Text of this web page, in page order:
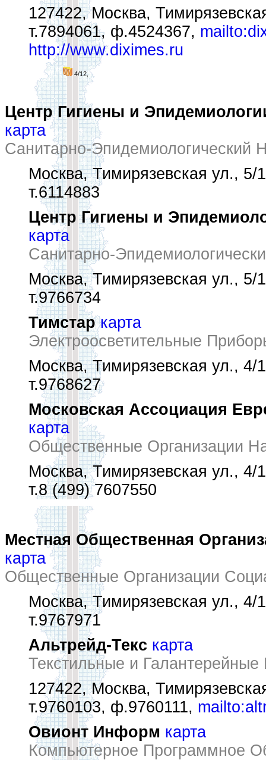
127422, Москва,
т.7894061, ф.4524367,
http://www.diximes.ru
4/12,
Центр Гигиены и
карта
Санитарно-Эпидемиологический
Москва, Тимирязевская ул., 5/
т.6114883
Центр Гигиены и
карта
Санитарно-
Москва, Тимирязевская ул., 5/
т.9766734
Тимстар карта
Электроосветительные
Москва, Тимирязевская ул., 4/
т.9768627
Московская Ассоциация
карта
Общественные Организации
Москва, Тимирязевская ул., 4/
т.8 (499) 7607550
Местная Общественная
карта
Общественные Организации
Москва, Тимирязевская ул., 4/
т.9767971
Альтрейд-Текс карта
Текстильные и
127422, Москва,
т.9760103, ф.9760111,
Овионт Информ карта
Компьютерное Программное